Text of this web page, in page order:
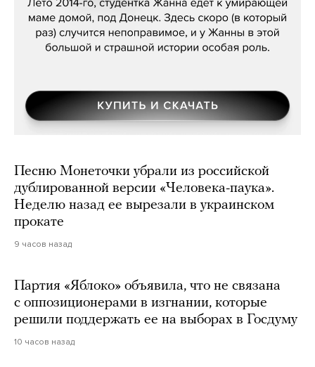
Песню Монеточки убрали из российской
дублированной версии «Человека-паука».
Неделю назад ее вырезали в украинском
прокате
9 часов назад
Партия «Яблоко» объявила, что не связана
с оппозиционерами в изгнании, которые
решили поддержать ее на выборах в Госдуму
10 часов назад